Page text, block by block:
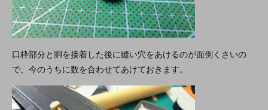
口枠部分と胴を接着した後に縫い穴をあけるのが面倒くさいの
で、今のうちに数を合わせてあけておきます。